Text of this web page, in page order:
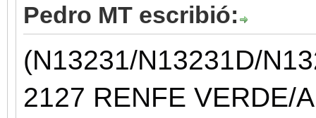
Pedro MT escribió:
(N13231/N13231D/
2127 RENFE VERDE/